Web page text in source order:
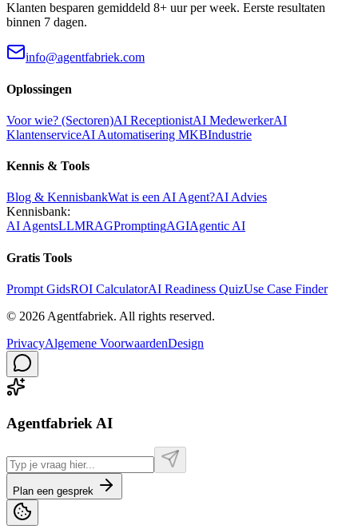
Klanten besparen gemiddeld 8+ uur per week. Eerste resultaten
binnen 7 dagen.
info@agentfabriek.com
Oplossingen
Voor wie? (Sectoren)AI ReceptionistAI MedewerkerAI
KlantenserviceAI Automatisering MKBIndustrie
Kennis & Tools
Blog & KennisbankWat is een AI Agent?AI Advies
Kennisbank:
AI AgentsLLMRAGPromptingAGIAgentic AI
Gratis Tools
Prompt GidsROI CalculatorAI Readiness QuizUse Case Finder
© 2026 Agentfabriek. All rights reserved.
PrivacyAlgemene VoorwaardenDesign
Agentfabriek AI
Plan een gesprek